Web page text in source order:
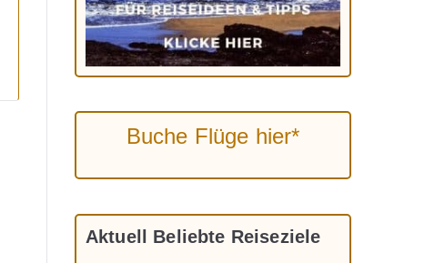
Buche Flüge hier*
Aktuell Beliebte Reiseziele